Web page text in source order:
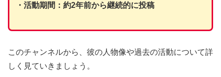
・活動期間：約2年前から継続的に投稿
このチャンネルから、彼の人物像や過去の活動について詳
しく見ていきましょう。